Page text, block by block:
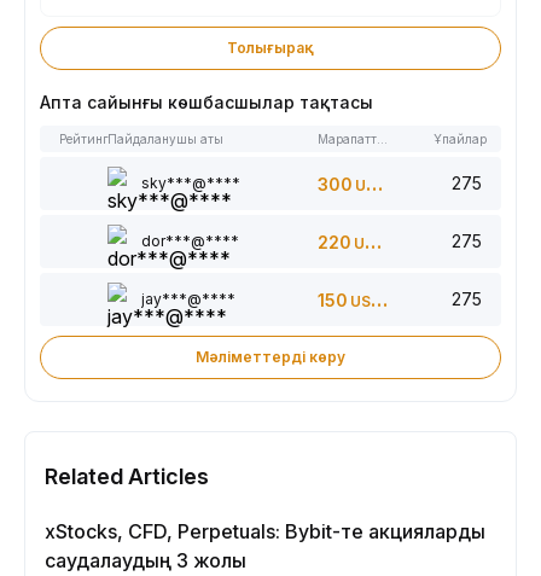
Толығырақ
Апта сайынғы көшбасшылар тақтасы
РейтингПайдаланушы аты Ұпайлар
sky***@**** 300 USDT 275
dor***@**** 220 USDT 275
jay***@**** 150 USDT 275
Мәліметтерді көру
Related Articles
xStocks, CFD, Perpetuals: Bybit-те акцияларды
саудалаудың 3 жолы